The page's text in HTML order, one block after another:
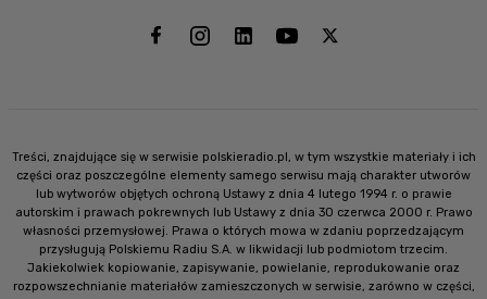
Treści, znajdujące się w serwisie polskieradio.pl, w tym wszystkie materiały i ich
części oraz poszczególne elementy samego serwisu mają charakter utworów
lub wytworów objętych ochroną Ustawy z dnia 4 lutego 1994 r. o prawie
autorskim i prawach pokrewnych lub Ustawy z dnia 30 czerwca 2000 r. Prawo
własności przemysłowej. Prawa o których mowa w zdaniu poprzedzającym
przysługują Polskiemu Radiu S.A. w likwidacji lub podmiotom trzecim.
Jakiekolwiek kopiowanie, zapisywanie, powielanie, reprodukowanie oraz
rozpowszechnianie materiałów zamieszczonych w serwisie, zarówno w części,